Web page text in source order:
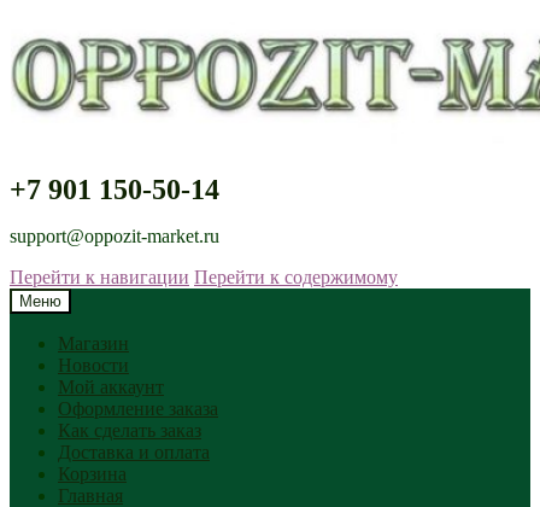
+7 901 150-50-14
support@oppozit-market.ru
Перейти к навигации Перейти к содержимому
Меню
Магазин
Новости
Мой аккаунт
Оформление заказа
Как сделать заказ
Доставка и оплата
Корзина
Главная